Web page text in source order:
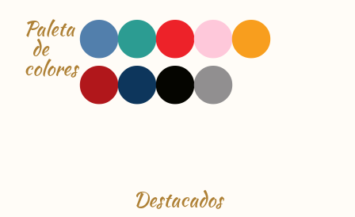
Paleta
de
colores
Destacados